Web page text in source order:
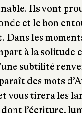
Ils vont
et le bon
les
à la solitude
subtilité
des mots
vous tirera les
l’écriture,